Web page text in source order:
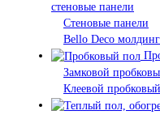
стеновые панели
Стеновые панели
Bello Deco
Замковой
Клеевой